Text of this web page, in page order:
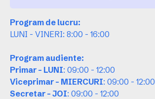
Program de lucru:
LUNI - VINERI: 8:00 - 16:00
Program audiente:
Primar - LUNI: 09:00 - 12:00
Viceprimar - MIERCURI: 09:00 - 12:00
Secretar - JOI: 09:00 - 12:00